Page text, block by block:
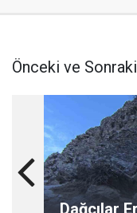
Önceki ve
Dağcılar